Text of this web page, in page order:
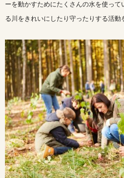
ーを動かすためにたくさんの水を使っ
る川をきれいにしたり守ったりする活動